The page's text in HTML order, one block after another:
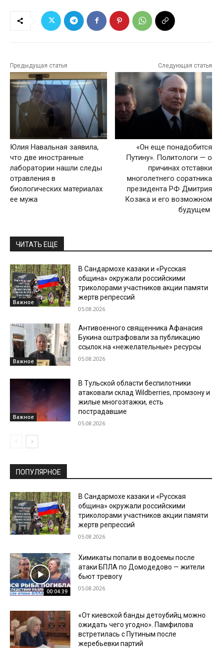
Предыдущая статья
Юлия Навальная заявила,
что две иностранные
лаборатории нашли следы
отравления в
биологических материалах
ее мужа
Следующая статья
«Он еще понадобится
Путину». Политологи — о
причинах отставки
многолетнего соратника
президента РФ Дмитрия
Козака и его возможном
будущем
ЧИТАТЬ ЕЩЕ
Важное
В Сандармохе казаки и «Русская
община» окружали российскими
триколорами участников акции памяти
жертв репрессий
05.08.2026
Важное
Антивоенного священника Афанасия
Букина оштрафовали за публикацию
ссылок на «нежелательные» ресурсы
05.08.2026
Важное
В Тульской области беспилотники
атаковали склад Wildberries, промзону и
жилые многоэтажки, есть
пострадавшие
05.08.2026
ПОПУЛЯРНОЕ
В Сандармохе казаки и «Русская
община» окружали российскими
триколорами участников акции памяти
жертв репрессий
05.08.2026
00:04:39
Химикаты попали в водоемы после
атаки БПЛА по Домодедово — жители
бьют тревогу
05.08.2026
«От киевской банды детоубийц можно
ожидать чего угодно». Памфилова
встретилась с Путиным после
жеребьевки партий